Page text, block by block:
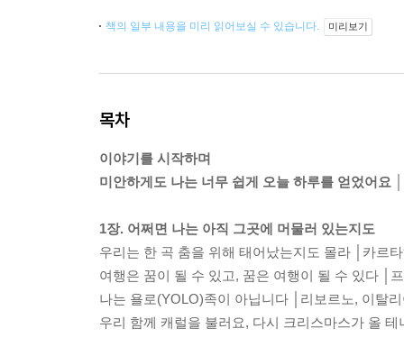
책의 일부 내용을 미리 읽어보실 수 있습니다. 미리보기
목차
이야기를 시작하며
미안하게도 나는 너무 쉽게 오늘 하루를 얻었어요
1장. 어쩌면 나는 아직 그곳에 머물러 있는지도
우리는 한 곡 춤을 위해 태어났는지도 몰라 │카르
여행은 꿈이 될 수 있고, 꿈은 여행이 될 수 있다 │
나는 욜로(YOLO)족이 아닙니다 │리보르노, 이탈
우리 함께 캐럴을 불러요, 다시 크리스마스가 올